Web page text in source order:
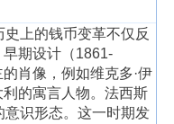
上的钱币变革不仅反
期设计（1861-
肖像，例如维克多·伊
的寓言人物。法西斯
意识形态。这一时期发